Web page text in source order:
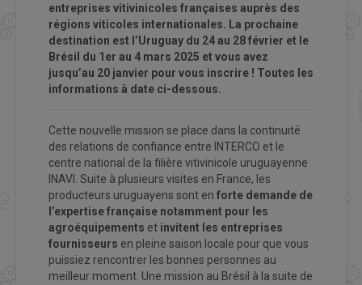
entreprises vitivinicoles françaises auprès des
régions viticoles internationales. La prochaine
destination est l’Uruguay du 24 au 28 février et le
Brésil du 1er au 4 mars 2025 et vous avez
jusqu’au 20 janvier pour vous inscrire ! Toutes les
informations à date ci-dessous.
Cette nouvelle mission se place dans la continuité
des relations de confiance entre INTERCO et le
centre national de la filière vitivinicole uruguayenne
INAVI. Suite à plusieurs visites en France, les
producteurs uruguayens sont en forte demande de
l’expertise française notamment pour les
agroéquipements et invitent les entreprises
fournisseurs en pleine saison locale pour que vous
puissiez rencontrer les bonnes personnes au
meilleur moment. Une mission au Brésil à la suite de